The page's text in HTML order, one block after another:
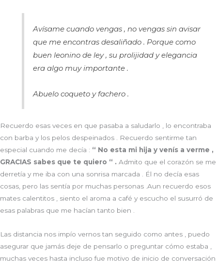
Avísame cuando vengas , no vengas sin avisar
que me encontras desaliñado . Porque como
buen leonino de ley , su prolijidad y elegancia
era algo muy importante .
Abuelo coqueto y fachero .
Recuerdo esas veces en que pasaba a saludarlo , lo encontraba
con barba y los pelos despeinados . Recuerdo sentirme tan
especial cuando me decía : “ No esta mi hija y venís a verme ,
GRACIAS sabes que te quiero “ . Admito que el corazón se me
derretía y me iba con una sonrisa marcada . Él no decía esas
cosas, pero las sentía por muchas personas .Aun recuerdo esos
mates calentitos , siento el aroma a café y escucho el susurró de
esas palabras que me hacían tanto bien .
Las distancia nos impío vernos tan seguido como antes , puedo
asegurar que jamás deje de pensarlo o preguntar cómo estaba ,
muchas veces hasta incluso fue motivo de inicio de conversación